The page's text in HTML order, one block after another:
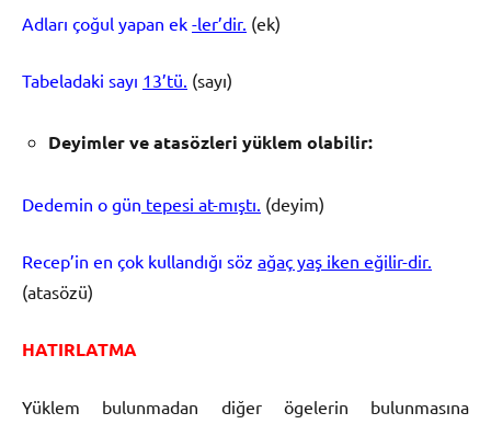
Adları çoğul yapan ek -ler’dir. (ek)
Tabeladaki sayı 13’tü. (sayı)
Deyimler ve atasözleri yüklem olabilir:
Dedemin o gün tepesi at-mıştı. (deyim)
Recep’in en çok kullandığı söz ağaç yaş iken eğilir-dir.
(atasözü)
HATIRLATMA
Yüklem bulunmadan diğer ögelerin bulunmasına